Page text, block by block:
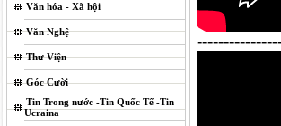
Văn hóa - Xã hội
Văn Nghệ
Thư Viện
Góc Cười
Tin Trong nước -Tin Quốc Tế -Tin
Ucraina